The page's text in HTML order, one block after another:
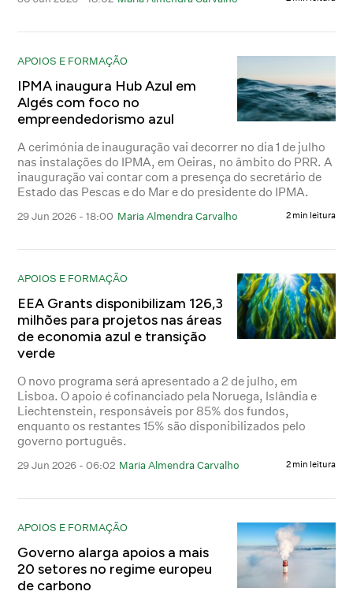
APOIOS E FORMAÇÃO
IPMA inaugura Hub Azul em
Algés com foco no
empreendedorismo azul
A cerimónia de inauguração vai decorrer no dia 1 de julho
nas instalações do IPMA, em Oeiras, no âmbito do PRR. A
inauguração vai contar com a presença do secretário de
Estado das Pescas e do Mar e do presidente do IPMA.
29 Jun 2026 - 18:00 Maria Almendra Carvalho 2 min leitura
APOIOS E FORMAÇÃO
EEA Grants disponibilizam 126,3
milhões para projetos nas áreas
de economia azul e transição
verde
O novo programa será apresentado a 2 de julho, em
Lisboa. O apoio é cofinanciado pela Noruega, Islândia e
Liechtenstein, responsáveis por 85% dos fundos,
enquanto os restantes 15% são disponibilizados pelo
governo português.
29 Jun 2026 - 06:02 Maria Almendra Carvalho 2 min leitura
APOIOS E FORMAÇÃO
Governo alarga apoios a mais
20 setores no regime europeu
de carbono